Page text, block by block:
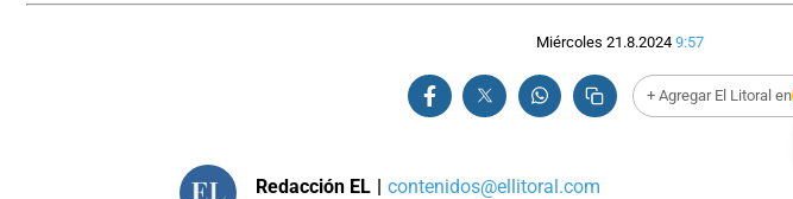
Miércoles 21.8.2024 9:57
+ Agregar El Litoral en
Redacción EL | contenidos@ellitoral.com